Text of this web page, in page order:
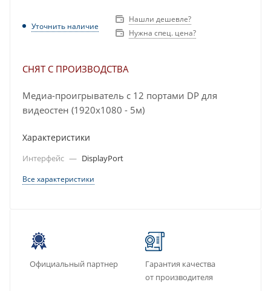
Уточнить наличие
Нашли дешевле?
Нужна спец. цена?
СНЯТ С ПРОИЗВОДСТВА
Mедиа-проигрыватель с 12 портами DP для
видеостен (1920x1080 - 5м)
Характеристики
Интерфейс — DisplayPort
Все характеристики
Официальный партнер
Гарантия качества
от производителя